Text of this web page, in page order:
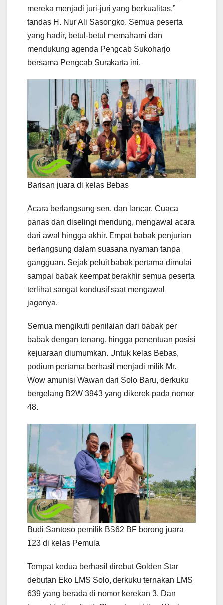
mereka menjadi juri-juri yang berkualitas,”
tandas H. Nur Ali Sasongko. Semua peserta
yang hadir, betul-betul memahami dan
mendukung agenda Pengcab Sukoharjo
bersama Pengcab Surakarta ini.
Barisan juara di kelas Bebas
Acara berlangsung seru dan lancar. Cuaca
panas dan diselingi mendung, mengawal acara
dari awal hingga akhir. Empat babak penjurian
berlangsung dalam suasana nyaman tanpa
gangguan. Sejak peluit babak pertama dimulai
sampai babak keempat berakhir semua peserta
terlihat sangat kondusif saat mengawal
jagonya.
Semua mengikuti penilaian dari babak per
babak dengan tenang, hingga penentuan posisi
kejuaraan diumumkan. Untuk kelas Bebas,
podium pertama berhasil menjadi milik Mr.
Wow amunisi Wawan dari Solo Baru, derkuku
bergelang B2W 3943 yang dikerek pada nomor
48.
Budi Santoso pemilik BS62 BF borong juara
123 di kelas Pemula
Tempat kedua berhasil direbut Golden Star
debutan Eko LMS Solo, derkuku ternakan LMS
639 yang berada di nomor kerekan 3. Dan